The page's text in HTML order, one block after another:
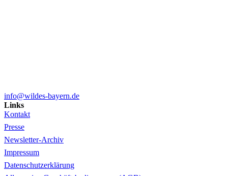
info@wildes-bayern.de
Links
Kontakt
Presse
Newsletter-Archiv
Impressum
Datenschutzerklärung